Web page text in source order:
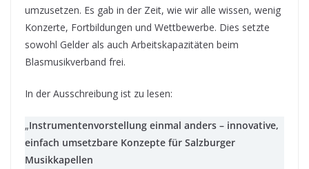
umzusetzen. Es gab in der Zeit, wie wir alle wissen, wenig
Konzerte, Fortbildungen und Wettbewerbe. Dies setzte
sowohl Gelder als auch Arbeitskapazitäten beim
Blasmusikverband frei.
In der Ausschreibung ist zu lesen:
„Instrumentenvorstellung einmal anders – innovative,
einfach umsetzbare Konzepte für Salzburger
Musikkapellen